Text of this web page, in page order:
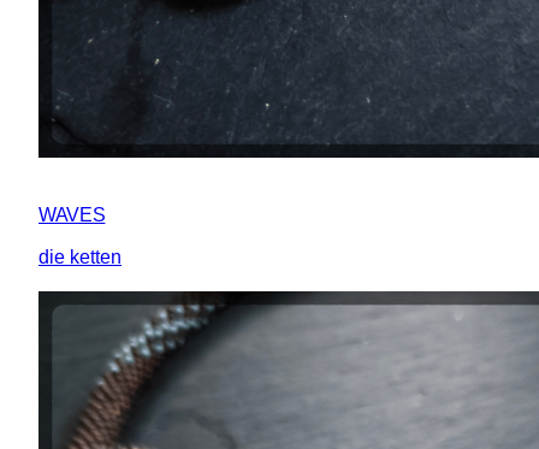
WAVES
die ketten